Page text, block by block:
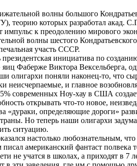
волны большого
теорию которых разработал акад.
к преодолению мирового
волны шестого
участь СССР.
президентская инициатива по
яиц Фаберже Виктора Вексельберга,
олигархи поняли наконец-то, что
неисчерпаемые, и главное
современных Ноу-хау в США
открывать что-то новое,
«дураки, определяющие дороги»
Но теперь наши олигархи
ситуацию.
настолько любознательным, что
американский фантаст
не учатся в школах, а приходят в